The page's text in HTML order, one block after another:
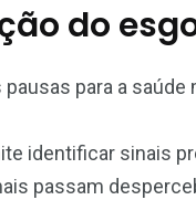
do
para a
identificar sinais
passam